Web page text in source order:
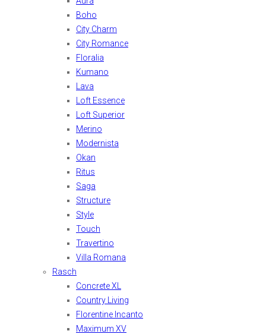
Boho
City Charm
City Romance
Floralia
Kumano
Lava
Loft Essence
Loft Superior
Merino
Modernista
Okan
Ritus
Saga
Structure
Style
Touch
Travertino
Villa Romana
Rasch
Concrete XL
Country Living
Florentine Incanto
Maximum XV